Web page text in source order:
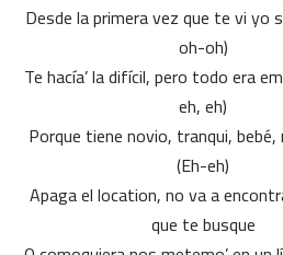
Desde la primera vez que te vi yo
oh-oh)
Te hacía’ la difícil, pero todo era
eh, eh)
Porque tiene novio, tranqui,
(Eh-eh)
Apaga el location, no va a
que te busque